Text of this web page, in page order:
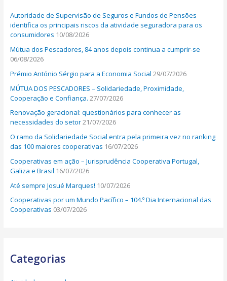
f
o
:
Autoridade de Supervisão de Seguros e Fundos de Pensões
identifica os principais riscos da atividade seguradora para os
consumidores 10/08/2026
Mútua dos Pescadores, 84 anos depois continua a cumprir-se
06/08/2026
Prémio António Sérgio para a Economia Social 29/07/2026
MÚTUA DOS PESCADORES – Solidariedade, Proximidade,
Cooperação e Confiança. 27/07/2026
Renovação geracional: questionários para conhecer as
necessidades do setor21/07/2026
O ramo da Solidariedade Social entra pela primeira vez no ranking
das 100 maiores cooperativas 16/07/2026
Cooperativas em ação – Jurisprudência Cooperativa Portugal,
Galiza e Brasil 16/07/2026
Até sempre Josué Marques! 10/07/2026
Cooperativas por um Mundo Pacífico – 104.º Dia Internacional das
Cooperativas 03/07/2026
Categorias